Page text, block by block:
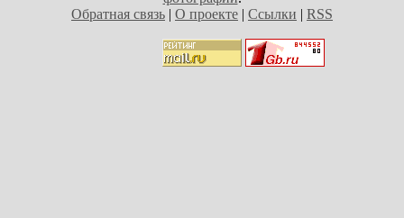
Обратная связь | О проекте | Ссылки | RSS